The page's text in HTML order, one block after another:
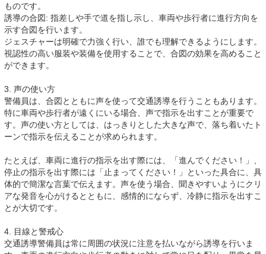
ものです。
誘導の合図: 指差しや手で道を指し示し、車両や歩行者に進行方向を
示す合図を行います。
ジェスチャーは明確で力強く行い、誰でも理解できるようにします。
視認性の高い服装や装備を使用することで、合図の効果を高めること
ができます。
3. 声の使い方
警備員は、合図とともに声を使って交通誘導を行うこともあります。
特に車両や歩行者が遠くにいる場合、声で指示を出すことが重要で
す。声の使い方としては、はっきりとした大きな声で、落ち着いたト
ーンで指示を伝えることが求められます。
たとえば、車両に進行の指示を出す際には、「進んでください！」、
停止の指示を出す際には「止まってください！」といった具合に、具
体的で簡潔な言葉で伝えます。声を使う場合、聞きやすいようにクリ
アな発音を心がけるとともに、感情的にならず、冷静に指示を出すこ
とが大切です。
4. 目線と警戒心
交通誘導警備員は常に周囲の状況に注意を払いながら誘導を行いま